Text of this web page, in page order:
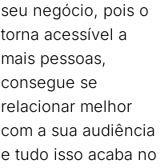
seu negócio, pois o
torna acessível a
mais pessoas,
consegue se
relacionar melhor
com a sua audiência
e tudo isso acaba no